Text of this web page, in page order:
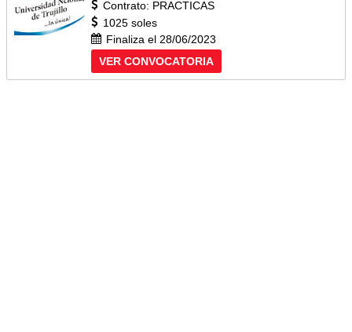
Contrato: PRACTICAS
1025 soles
Finaliza el 28/06/2023
VER CONVOCATORIA